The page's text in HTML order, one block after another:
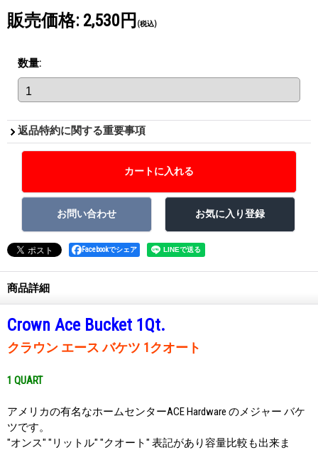
販売価格: 2,530円 (税込)
数量:
返品特約に関する重要事項
Facebookでシェア
商品詳細
Crown Ace Bucket 1Qt.
クラウン エース バケツ 1クオート
1 QUART
アメリカの有名なホームセンターACE Hardware のメジャー バケ
ツです。
"オンス" "リットル" "クオート" 表記があり容量比較も出来ま